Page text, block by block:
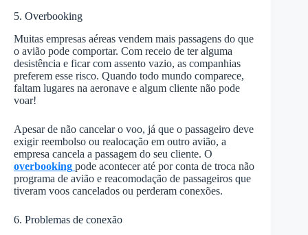
5. Overbooking
Muitas empresas aéreas vendem mais passagens do que
o avião pode comportar. Com receio de ter alguma
desistência e ficar com assento vazio, as companhias
preferem esse risco. Quando todo mundo comparece,
faltam lugares na aeronave e algum cliente não pode
voar!
Apesar de não cancelar o voo, já que o passageiro deve
exigir reembolso ou realocação em outro avião, a
empresa cancela a passagem do seu cliente. O
overbooking pode acontecer até por conta de troca não
programa de avião e reacomodação de passageiros que
tiveram voos cancelados ou perderam conexões.
6. Problemas de conexão